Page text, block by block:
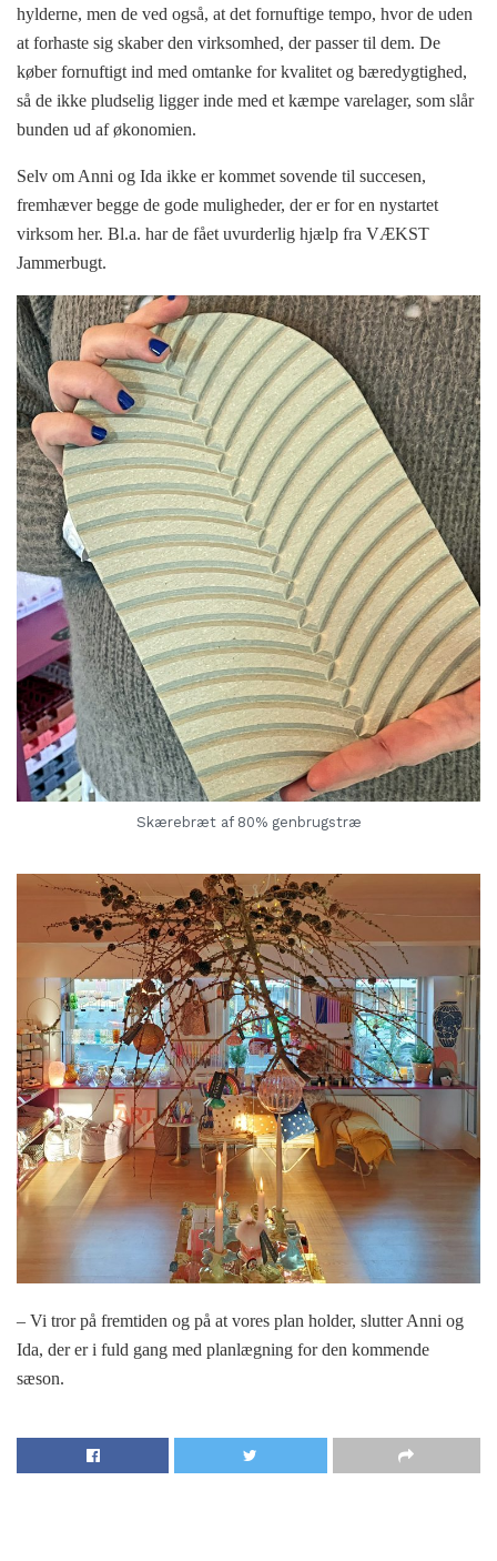
hylderne, men de ved også, at det fornuftige tempo, hvor de uden
at forhaste sig skaber den virksomhed, der passer til dem. De
køber fornuftigt ind med omtanke for kvalitet og bæredygtighed,
så de ikke pludselig ligger inde med et kæmpe varelager, som slår
bunden ud af økonomien.
Selv om Anni og Ida ikke er kommet sovende til succesen,
fremhæver begge de gode muligheder, der er for en nystartet
virksom her. Bl.a. har de fået uvurderlig hjælp fra VÆKST
Jammerbugt.
Skærebræt af 80% genbrugstræ
– Vi tror på fremtiden og på at vores plan holder, slutter Anni og
Ida, der er i fuld gang med planlægning for den kommende
sæson.